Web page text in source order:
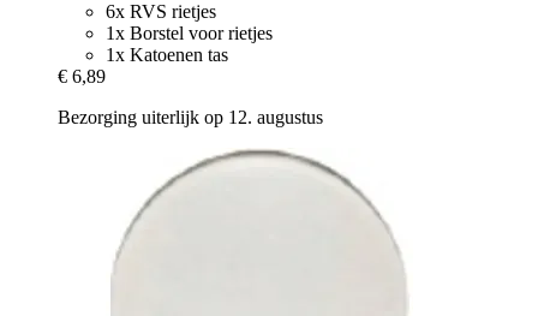
6x RVS rietjes
1x Borstel voor rietjes
1x Katoenen tas
€ 6,89
Bezorging uiterlijk op 12. augustus